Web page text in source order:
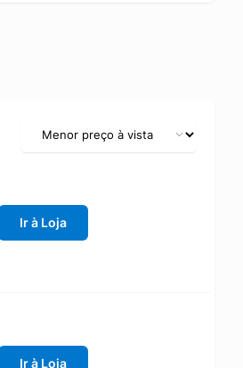
Ir à Loja
Ir à Loja